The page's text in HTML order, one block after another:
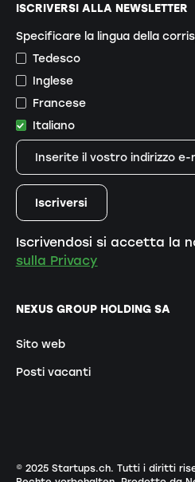
NEXUS GROUP HOLDING SA
Sito web
Posti vacanti
ISCRIVERSI ALLA NEWSLETTER
Specificare la lingua della
Tedesco
Inglese
Francese
Italiano
Iscrivendosi si accetta la
sulla Privacy
© 2025 Startups.ch. Tutti i diritti